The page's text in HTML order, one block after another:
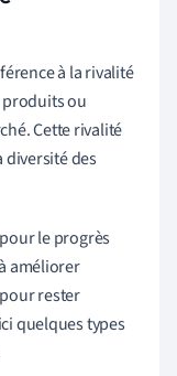
à la rivalité
ou
Cette rivalité
diversité des
le progrès
améliorer
rester
quelques types